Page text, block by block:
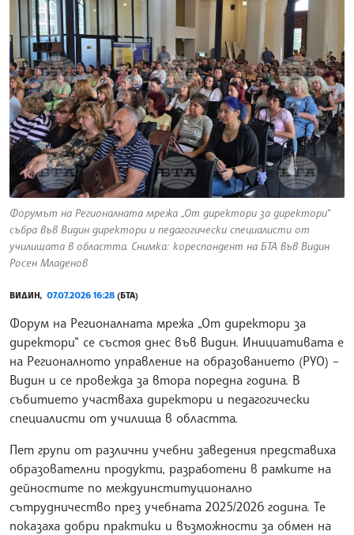
Форумът на Регионалната мрежа „От директори за директори“
събра във Видин директори и педагогически специалисти от
училищата в областта. Снимка: кореспондент на БТА във Видин
Росен Младенов
ВИДИН, 07.07.2026 16:28 (БТА)
Форум на Регионалната мрежа „От директори за
директори“ се състоя днес във Видин. Инициативата е
на Регионалното управление на образованието (РУО) –
Видин и се провежда за втора поредна година. В
събитието участваха директори и педагогически
специалисти от училища в областта.
Пет групи от различни учебни заведения представиха
образователни продукти, разработени в рамките на
дейностите по междуинституционално
сътрудничество през учебната 2025/2026 година. Те
показаха добри практики и възможности за обмен на